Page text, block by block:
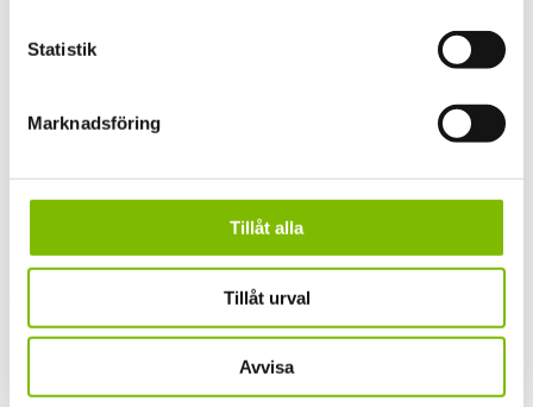
Statistik
Marknadsföring
Tillåt alla
Tillåt urval
Avvisa
multi-iso-kanalplasttak-produktblad-2024-10-14